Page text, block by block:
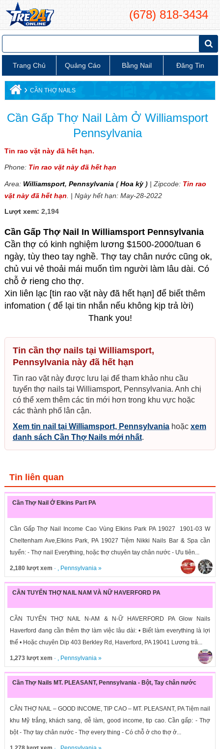
(678) 818-3434
Trang Chủ Quảng Cáo Bằng Nail Đăng Tin
› CẦN THỢ NAILS
Cần Gấp Thợ Nail Làm Ở Williamsport
Pennsylvania
Tin rao vặt này đã hết hạn.
Phone: Tin rao vặt này đã hết hạn
Area: Williamsport, Pennsylvania (Hoa kỳ)| Zipcode: Tin rao
vặt này đã hết hạn . | Ngày hết hạn: May-28-2022
Lượt xem: 2,194
Cần Gấp Thợ Nail In Williamsport Pennsylvania
Cần thợ có kinh nghiệm lương $1500-2000/tuan 6
ngày, tùy theo tay nghề. Thợ tay chân nước cũng ok,
chủ vui vẻ thoải mái muốn tìm người làm lâu dài. Có
chỗ ở rieng cho thợ.
Xin liên lạc [tin rao vặt này đã hết hạn] để biết thêm
infomation ( để lại tin nhắn nếu không kịp trả lời)
Thank you!
Tin cần thợ nails tại Williamsport,
Pennsylvania này đã hết hạn
Tin rao vặt này được lưu lại để tham khảo nhu cầu
tuyển thợ nails tại Williamsport, Pennsylvania. Anh chị
có thể xem thêm các tin mới hơn trong khu vực hoặc
các thành phố lân cận.
Xem tin nail tại Williamsport, Pennsylvaniahoặc xem
danh sách Cần Thợ Nails mới nhất.
Tin liên quan
Cần Thợ Nail Ở Elkins Part PA
Cần Gấp Thợ Nail Income Cao Vùng Elkins Park PA 19027 1901-03 W
Cheltenham Ave,Elkins Park, PA 19027 Tiệm Nikki Nails Bar & Spa cần
tuyển: - Thợ nail Everything, hoặc thợ chuyên tay chân nước - Ưu tiên...
2,180 lượt xem · , Pennsylvania»
CẦN TUYỂN THỢ NAIL NAM VÀ NỮ HAVERFORD PA
CẦN TUYỂN THỢ NAIL N-AM & N-Ữ HAVERFORD PA Glow Nails
Haverford đang cần thêm thợ làm việc lâu dài: • Biết làm everything là lợi
thế • Hoặc chuyên Dip 403 Berkley Rd, Haverford, PA 19041 Lương trả...
1,273 lượt xem · , Pennsylvania»
Cần Thợ Nails MT. PLEASANT, Pennsylvania - Bột, Tay chân nước
CẦN THỢ NAIL – GOOD INCOME, TIP CAO – MT. PLEASANT, PA Tiệm nail
khu Mỹ trắng, khách sang, dễ làm, good income, tip cao. Cần gấp: - Thợ
bột - Thợ tay chân nước - Thợ every thing - Có chỗ ở cho thợ ở...